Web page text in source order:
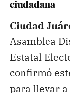
ciudadana
Ciudad
Asamblea
Estatal
confirmó
para llevar